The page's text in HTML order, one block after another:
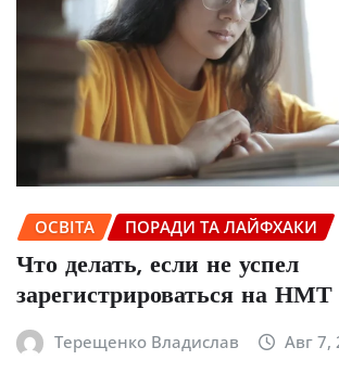
ОСВІТА ПОРАДИ ТА ЛАЙФХАКИ
Что делать, если не успел
зарегистрироваться на НМТ
Терещенко Владислав Авг 7,